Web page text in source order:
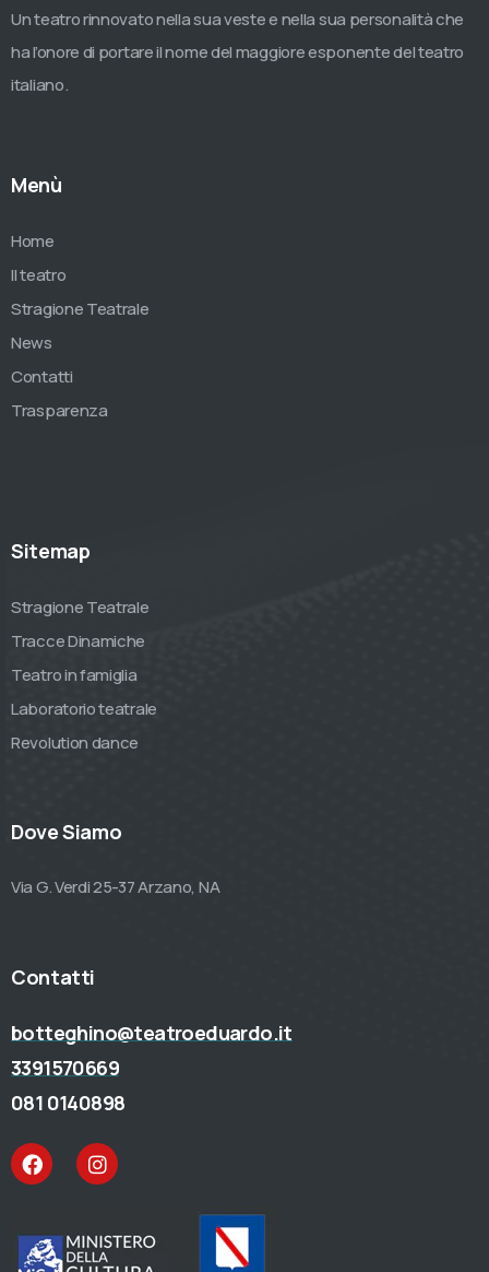
Un teatro rinnovato nella sua veste e nella sua personalità che
ha l’onore di portare il nome del maggiore esponente del teatro
italiano.
Menù
Home
Il teatro
Stragione Teatrale
News
Contatti
Trasparenza
Sitemap
Stragione Teatrale
Tracce Dinamiche
Teatro in famiglia
Laboratorio teatrale
Revolution dance
Dove Siamo
Via G. Verdi 25-37 Arzano, NA
Contatti
botteghino@teatroeduardo.it
3391570669
081 0140898